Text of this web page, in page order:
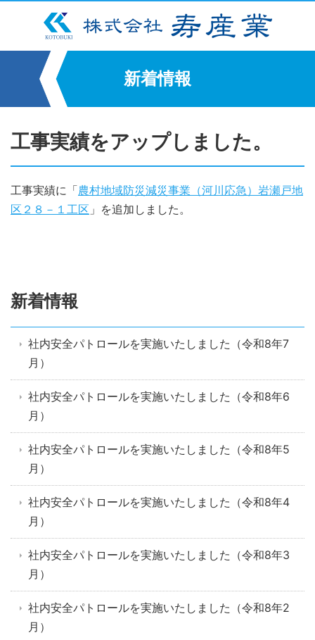
新着情報
工事実績をアップしました。
工事実績に「農村地域防災減災事業（河川応急）岩瀬戸地
区２８－１工区 」を追加しました。
新着情報
社内安全パトロールを実施いたしました（令和8年7
月）
社内安全パトロールを実施いたしました（令和8年6
月）
社内安全パトロールを実施いたしました（令和8年5
月）
社内安全パトロールを実施いたしました（令和8年4
月）
社内安全パトロールを実施いたしました（令和8年3
月）
社内安全パトロールを実施いたしました（令和8年2
月）